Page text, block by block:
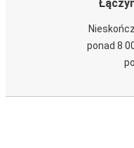
ponad 8